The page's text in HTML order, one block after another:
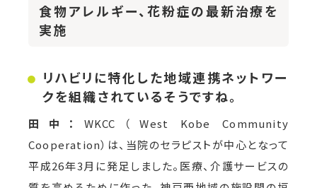
食物アレルギー、花粉症の最新治療を
実施
リハビリに特化した地域連携ネットワー
クを組織されているそうですね。
田中： WKCC（West Kobe Community
Cooperation）は、当院のセラピストが中心となって
平成26年3月に発足しました。医療、介護サービスの